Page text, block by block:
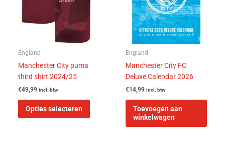
England
Manchester City puma
third shirt 2024/25
€49,99 incl. btw
Opties selecteren
optie
gekozen
England
Manchester City FC
Deluxe Calendar 2026
€14,99 incl. btw
Toevoegen aan
winkelwagen